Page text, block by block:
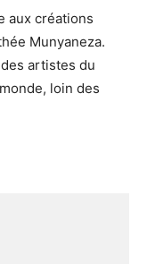
aux créations
Munyaneza.
artistes du
loin des